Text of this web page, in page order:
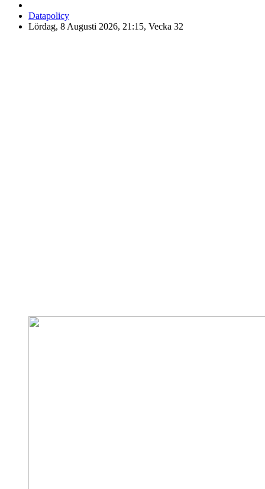
Datapolicy
Lördag, 8 Augusti 2026, 21:15, Vecka 32